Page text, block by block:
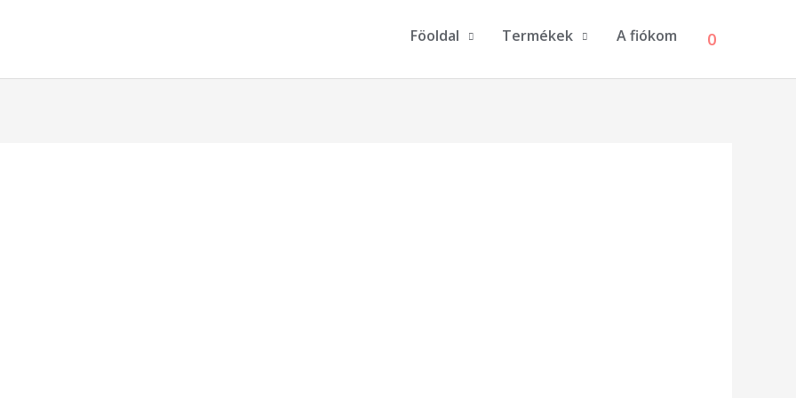
Föoldal Termékek A fiókom 0